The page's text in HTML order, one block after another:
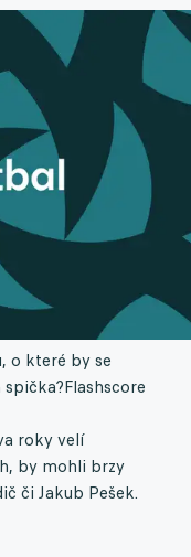
o které by se
Flashscore
roky velí
by mohli brzy
či Jakub Pešek.